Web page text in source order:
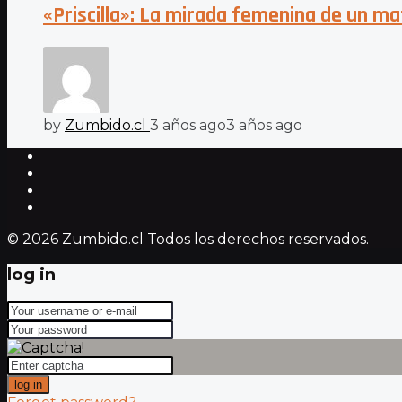
«Priscilla»: La mirada femenina de un
by Zumbido.cl 3 años ago3 años ago
© 2026 Zumbido.cl Todos los derechos reservados.
log in
log in